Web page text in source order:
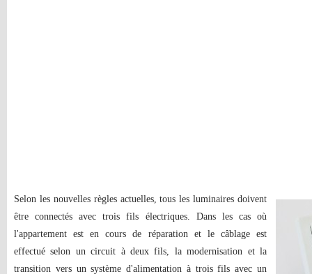
Selon les nouvelles règles actuelles, tous les luminaires doivent
être connectés avec trois fils électriques. Dans les cas où
l'appartement est en cours de réparation et le câblage est
effectué selon un circuit à deux fils, la modernisation et la
transition vers un système d'alimentation à trois fils avec un